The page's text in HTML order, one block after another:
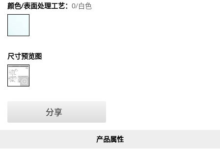
颜色/表面处理工艺： 0/白色
尺寸预览图
分享